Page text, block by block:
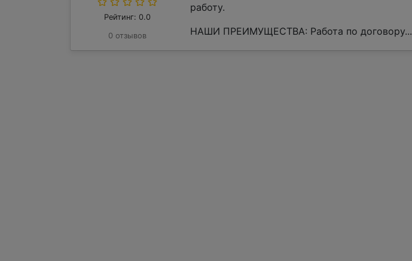
Рейтинг: 0.0
0 отзывов
работу.
НАШИ ПРЕИМУЩЕСТВА: Работа по договору...